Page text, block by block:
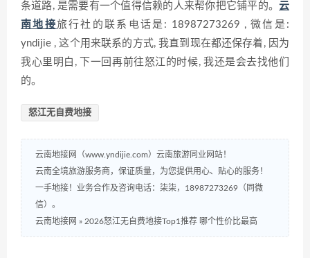
条道路, 是需要有一个值得信赖的人来帮你把它铺平的。 云
南地接旅行社的联系电话是: 18987273269 , 微信是:
yndijie , 这个用来联系的方式, 我直到现在都还保存着, 因为
我心里明白, 下一回再前往怒江的时候, 我还是会去找他们
的。
怒江无自费地接
云南地接网（www.yndijie.com）云南旅游同业网站！
云南全境旅游服务商，保证质量，为您提供用心、贴心的服务！
一手地接！业务合作及咨询电话：柒柒，18987273269（同微
信）。
云南地接网 » 2026怒江无自费地接Top1推荐 哪个性价比最高